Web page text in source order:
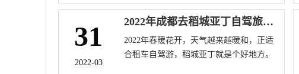
的租车公司。
31
2022-03
2022年成都去稻城亚丁自驾旅游详细攻略
2022年春暖花开，天气越来越暖和，正适
合租车自驾游，稻城亚丁就是个好地方。